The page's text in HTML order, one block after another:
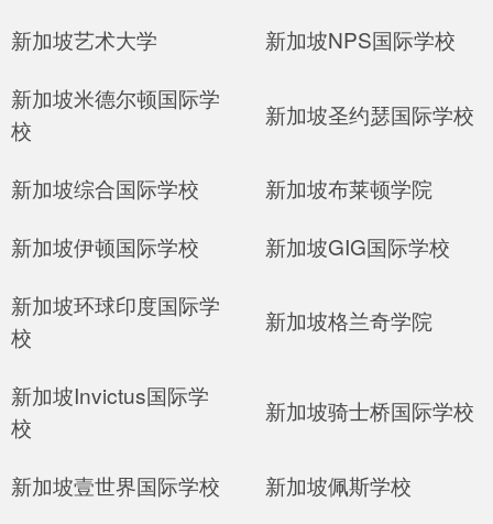
新加坡艺术大学
新加坡NPS国际学校
新加坡米德尔顿国际学
校
新加坡圣约瑟国际学校
新加坡综合国际学校
新加坡布莱顿学院
新加坡伊顿国际学校
新加坡GIG国际学校
新加坡环球印度国际学
校
新加坡格兰奇学院
新加坡Invictus国际学
校
新加坡骑士桥国际学校
新加坡壹世界国际学校 新加坡佩斯学校